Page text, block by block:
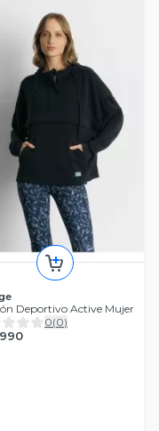
Deportivo Active Mujer
0(0)